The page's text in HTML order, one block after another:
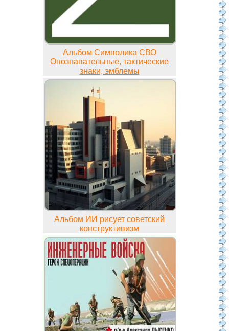
Альбом Символика СВО
Опознавательные, тактические
знаки, эмблемы
Альбом ИИ рисует советский
конструктивизм